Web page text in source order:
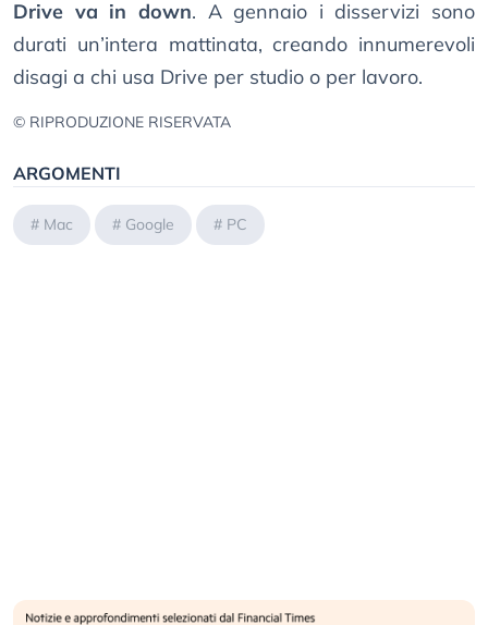
Drive va in down. A gennaio i disservizi sono
durati un’intera mattinata, creando innumerevoli
disagi a chi usa Drive per studio o per lavoro.
© RIPRODUZIONE RISERVATA
ARGOMENTI
# Mac # Google # PC